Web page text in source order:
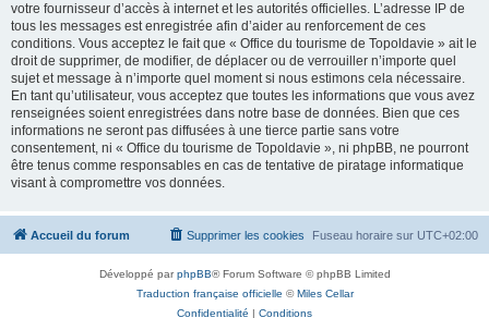
votre fournisseur d’accès à internet et les autorités officielles. L’adresse IP de
tous les messages est enregistrée afin d’aider au renforcement de ces
conditions. Vous acceptez le fait que « Office du tourisme de Topoldavie » ait le
droit de supprimer, de modifier, de déplacer ou de verrouiller n’importe quel
sujet et message à n’importe quel moment si nous estimons cela nécessaire.
En tant qu’utilisateur, vous acceptez que toutes les informations que vous avez
renseignées soient enregistrées dans notre base de données. Bien que ces
informations ne seront pas diffusées à une tierce partie sans votre
consentement, ni « Office du tourisme de Topoldavie », ni phpBB, ne pourront
être tenus comme responsables en cas de tentative de piratage informatique
visant à compromettre vos données.
Accueil du forum Fuseau horaire sur UTC+02:00
Supprimer les cookies
Développé parphpBB® Forum Software © phpBB Limited
Traduction française officielle ©Miles Cellar
Confidentialité | Conditions